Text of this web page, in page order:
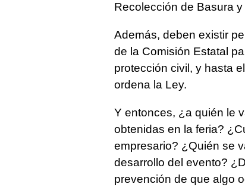
Recolección de Basura y
Además, deben existir
de la Comisión Estatal
protección civil, y hasta
ordena la Ley.
Y entonces, ¿a quién le
obtenidas en la feria?
empresario? ¿Quién se
desarrollo del evento?
prevención de que algo